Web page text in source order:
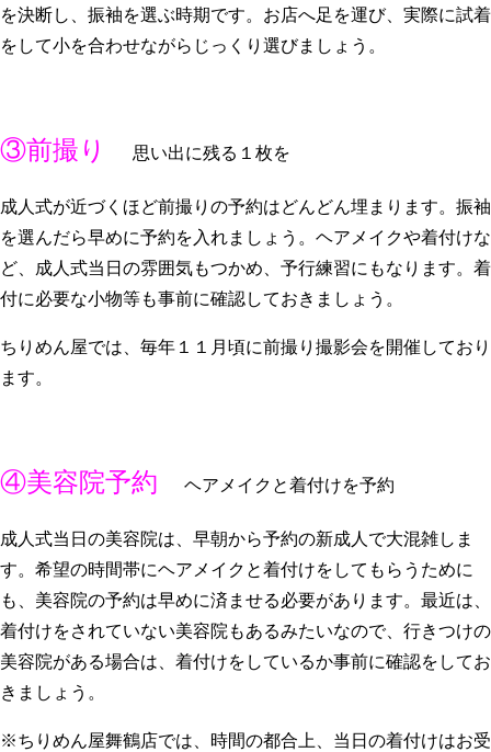
を決断し、振袖を選ぶ時期です。お店へ足を運び、実際に試着
をして小を合わせながらじっくり選びましょう。
③前撮り 思い出に残る１枚を
成人式が近づくほど前撮りの予約はどんどん埋まります。振袖
を選んだら早めに予約を入れましょう。ヘアメイクや着付けな
ど、成人式当日の雰囲気もつかめ、予行練習にもなります。着
付に必要な小物等も事前に確認しておきましょう。
ちりめん屋では、毎年１１月頃に前撮り撮影会を開催しており
ます。
④美容院予約 ヘアメイクと着付けを予約
成人式当日の美容院は、早朝から予約の新成人で大混雑しま
す。希望の時間帯にヘアメイクと着付けをしてもらうために
も、美容院の予約は早めに済ませる必要があります。最近は、
着付けをされていない美容院もあるみたいなので、行きつけの
美容院がある場合は、着付けをしているか事前に確認をしてお
きましょう。
※ちりめん屋舞鶴店では、時間の都合上、当日の着付けはお受